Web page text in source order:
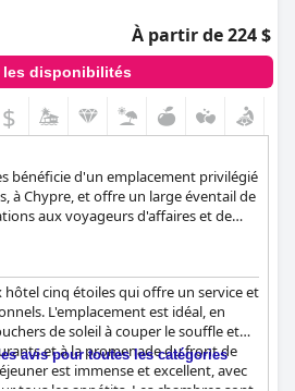
À partir de 224 $
les disponibilités
$
bénéficie d'un emplacement privilégié
à Chypre, et offre un large éventail de
aux voyageurs d'affaires et de
de piscines intérieure et
variété d'activités et de sports qui
tout au long de leur séjour.
cinq étoiles qui offre un service et
L'emplacement est idéal, en
de soleil à couper le souffle et
et à la promenade du front de
est immense et excellent, avec
avis pour toutes les catégories